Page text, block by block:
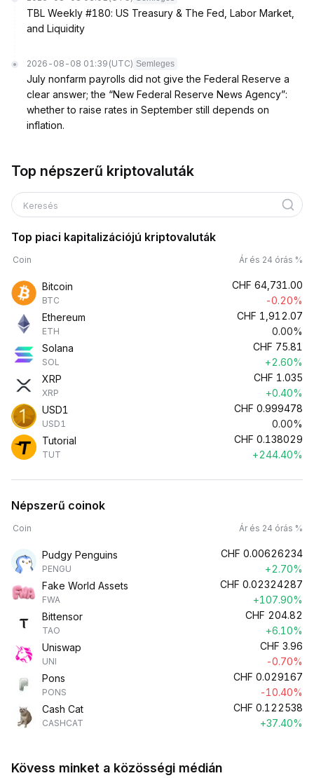
TBL Weekly #180: US Treasury & The Fed, Labor Market,
and Liquidity
2026-08-08 01:39 (UTC) Semleges
July nonfarm payrolls did not give the Federal Reserve a
clear answer; the “New Federal Reserve News Agency”:
whether to raise rates in September still depends on
inflation.
Top népszerű kriptovaluták
Keresés
Top piaci kapitalizációjú kriptovaluták
Coin Ár és 24 órás %
Bitcoin
BTC
CHF 64,731.00
-0.20%
Ethereum
ETH
CHF 1,912.07
0.00%
Solana
SOL
CHF 75.81
+2.60%
XRP
XRP
CHF 1.035
+0.40%
USD1
USD1
CHF 0.999478
0.00%
Tutorial
TUT
CHF 0.138029
+244.40%
Népszerű coinok
Coin Ár és 24 órás %
Pudgy Penguins
PENGU
CHF 0.00626234
+2.70%
Fake World Assets
FWA
CHF 0.02324287
+107.90%
Bittensor
TAO
CHF 204.82
+6.10%
Uniswap
UNI
CHF 3.96
-0.70%
Pons
PONS
CHF 0.029167
-10.40%
Cash Cat
CASHCAT
CHF 0.122538
+37.40%
Kövess minket a közösségi médián